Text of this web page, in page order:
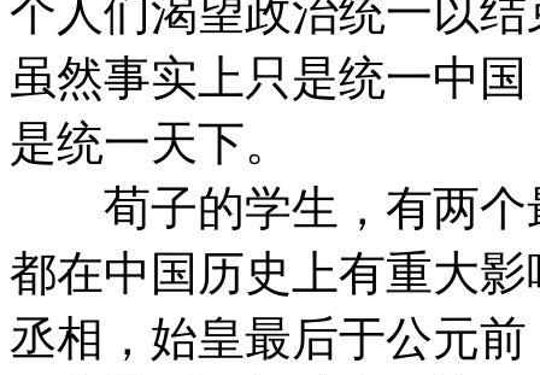
个人们渴望政治统一以
虽然事实上只是统一中
是统一天下。
荀子的学生，有两个
都在中国历史上有重大
丞相，始皇最后于公元